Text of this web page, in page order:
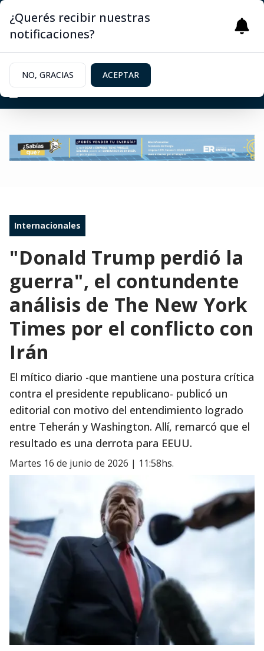
Internacionales
"Donald Trump perdió la
guerra", el contundente
análisis de The New York
Times por el conflicto con
Irán
El mítico diario -que mantiene una postura crítica
contra el presidente republicano- publicó un
editorial con motivo del entendimiento logrado
entre Teherán y Washington. Allí, remarcó que el
resultado es una derrota para EEUU.
martes 16 de junio de 2026 | 11:58hs.
¿Querés recibir nuestras
notificaciones?
NO, GRACIAS ACEPTAR